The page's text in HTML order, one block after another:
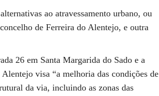
ao atravessamento urbano, ou
de Ferreira do Alentejo, e outra
26 em Santa Margarida do Sado e a
visa “a melhoria das condições de
da via, incluindo as zonas das